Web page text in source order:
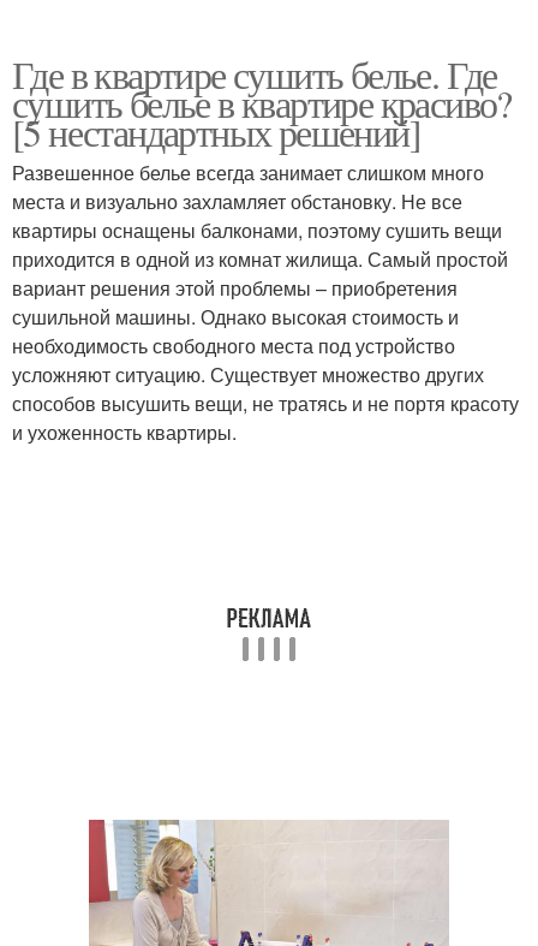
Где в квартире сушить белье. Где
сушить белье в квартире красиво?
[5 нестандартных решений]
Развешенное белье всегда занимает слишком много
места и визуально захламляет обстановку. Не все
квартиры оснащены балконами, поэтому сушить вещи
приходится в одной из комнат жилища. Самый простой
вариант решения этой проблемы – приобретения
сушильной машины. Однако высокая стоимость и
необходимость свободного места под устройство
усложняют ситуацию. Существует множество других
способов высушить вещи, не тратясь и не портя красоту
и ухоженность квартиры.